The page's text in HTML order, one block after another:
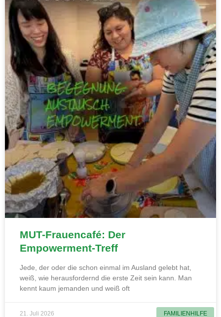
FAMILIENHILFE
MUT-Frauencafé: Der
Empowerment-Treff
Jede, der oder die schon einmal im Ausland gelebt hat,
weiß, wie herausfordernd die erste Zeit sein kann. Man
kennt kaum jemanden und weiß oft
21. Juli 2026